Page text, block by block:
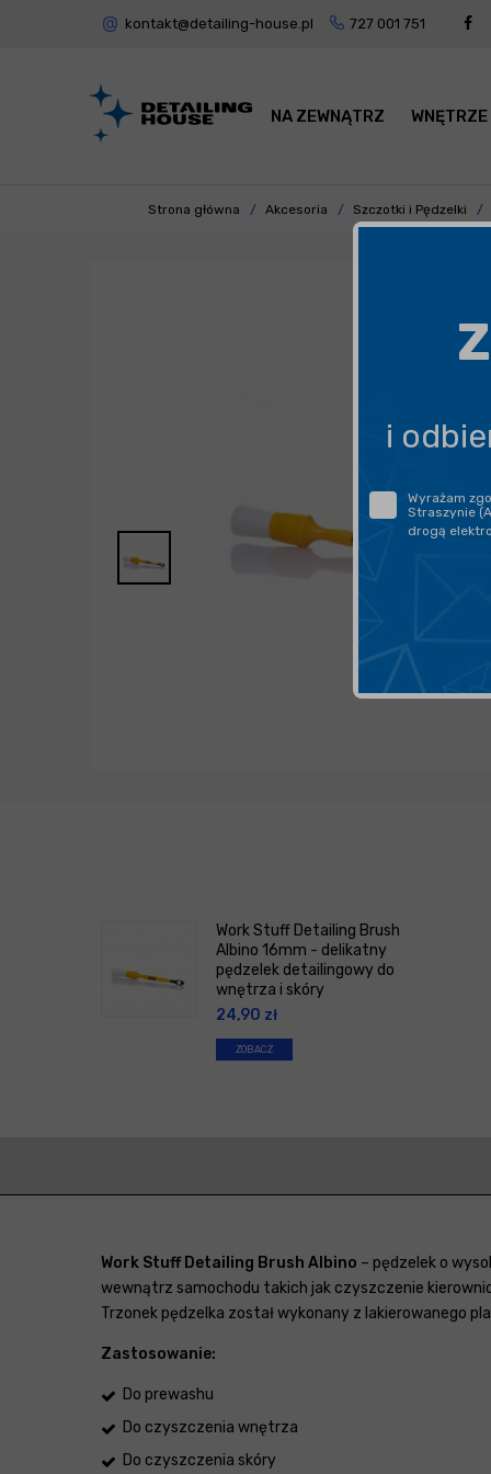
kontakt@detailing-house.pl 727 001 751
NA ZEWNĄTRZ WNĘTRZE
Strona główna Akcesoria Szczotki i Pędzelki
Work Stuff Detailing Brush
Albino 16mm - delikatny
pędzelek detailingowy do
wnętrza i skóry
24,90 zł
ZOBACZ
Work Stuff Detailing Brush Albino – pędzelek o
wewnątrz samochodu takich jak czyszczenie
Trzonek pędzelka został wykonany z lakierowanego
Zastosowanie:
Do prewashu
Do czyszczenia wnętrza
Do czyszczenia skóry
i
Wyrażam
Straszynie
drogą